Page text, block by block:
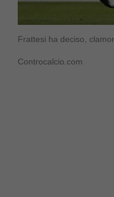
Frattesi ha deciso,
Controcalcio.com